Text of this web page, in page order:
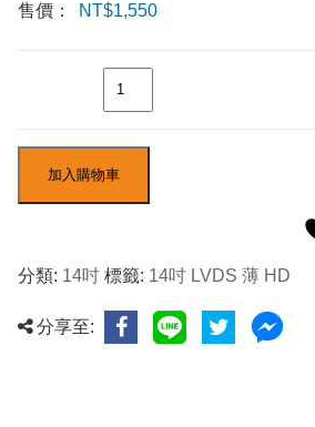
售價： NT$1,550
加入購物車
分類: 14吋 標籤: 14吋 LVDS 薄 HD
分享至: